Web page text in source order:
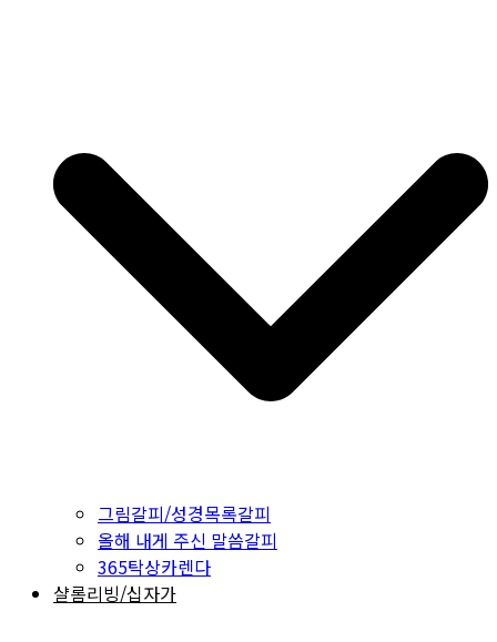
그림갈피/성경목록갈피
올해 내게 주신 말씀갈피
365탁상카렌다
샬롬리빙/십자가